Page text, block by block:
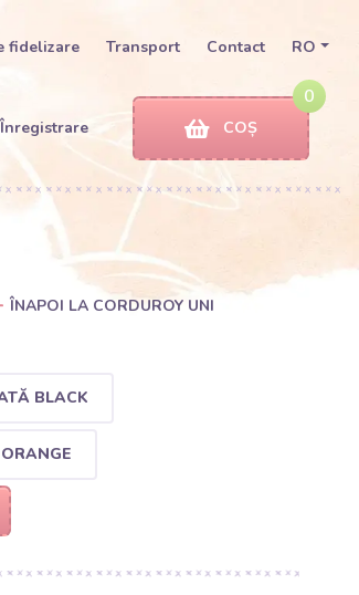
fidelizare Transport Contact RO
Înregistrare
0
COȘ
ÎNAPOI LA CORDUROY UNI
BLACK